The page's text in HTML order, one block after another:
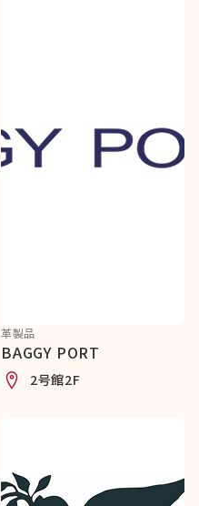
革製品
BAGGY PORT
2号館2F